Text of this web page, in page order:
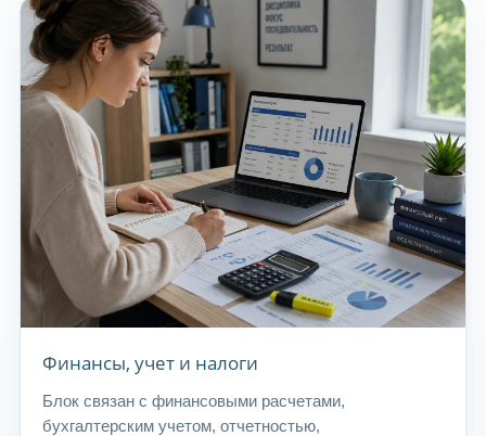
Финансы, учет и налоги
Блок связан с финансовыми расчетами,
бухгалтерским учетом, отчетностью,